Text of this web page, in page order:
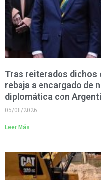
Tras reiterados dichos
rebaja a encargado de
diplomática con
05/08/2026
Leer Más